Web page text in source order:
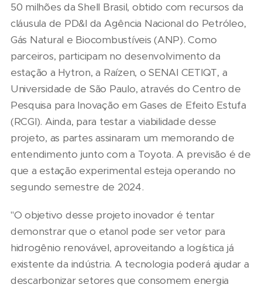
50 milhões da Shell Brasil, obtido com recursos da
cláusula de PD&I da Agência Nacional do Petróleo,
Gás Natural e Biocombustíveis (ANP). Como
parceiros, participam no desenvolvimento da
estação a Hytron, a Raízen, o SENAI CETIQT, a
Universidade de São Paulo, através do Centro de
Pesquisa para Inovação em Gases de Efeito Estufa
(RCGI). Ainda, para testar a viabilidade desse
projeto, as partes assinaram um memorando de
entendimento junto com a Toyota. A previsão é de
que a estação experimental esteja operando no
segundo semestre de 2024.
"O objetivo desse projeto inovador é tentar
demonstrar que o etanol pode ser vetor para
hidrogênio renovável, aproveitando a logística já
existente da indústria. A tecnologia poderá ajudar a
descarbonizar setores que consomem energia